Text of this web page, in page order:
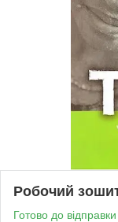
Робочий
Готово до відправки